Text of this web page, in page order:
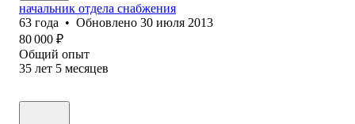
начальник отдела снабжения
63 года • Обновлено 30 июля 2013
80 000 ₽
Общий опыт
35 лет 5 месяцев